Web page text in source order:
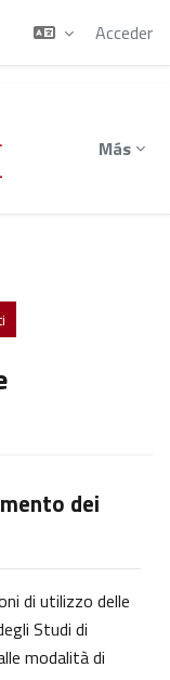
Acceder
Más
dei
di utilizzo delle
Studi di
modalità di